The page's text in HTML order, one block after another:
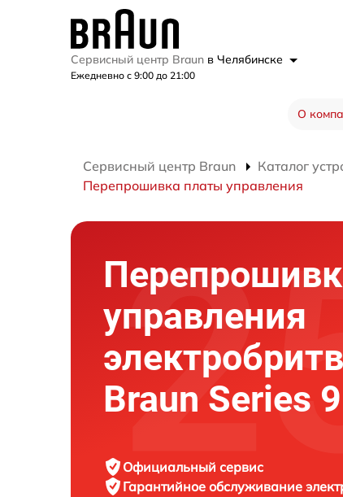
Сервисный центр Braun в Челябинске
Ежедневно с 9:00 до 21:00
О
Сервисный центр Braun Каталог
Перепрошивка платы управления
управления
Braun Series
Официальный сервис
Гарантийное обслуживание